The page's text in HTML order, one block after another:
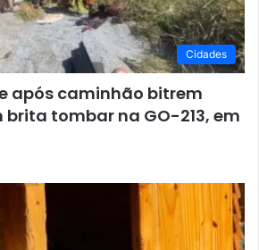
Cidades
após caminhão bitrem
tombar na GO-213, em